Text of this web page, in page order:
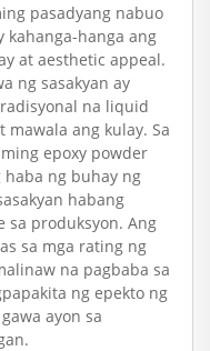
pasadyang nabuo
hanga ang
at aesthetic appeal.
ng sasakyan ay
na liquid
ang kulay. Sa
epoxy powder
ng buhay ng
habang
sa produksyon. Ang
sa mga rating ng
na pagbaba sa
ng epekto ng
ayon sa